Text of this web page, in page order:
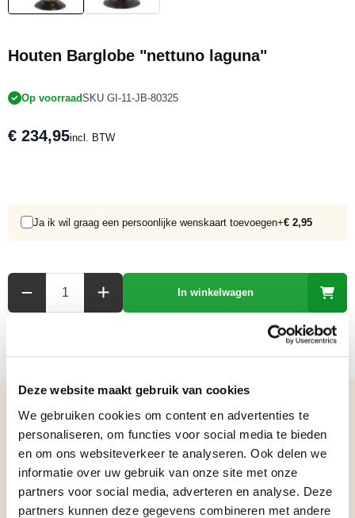
Deze website maakt gebruik van cookies
We gebruiken cookies om content en advertenties te
personaliseren, om functies voor social media te bieden
en om ons websiteverkeer te analyseren. Ook delen we
informatie over uw gebruik van onze site met onze
partners voor social media, adverteren en analyse. Deze
partners kunnen deze gegevens combineren met andere
Houten Barglobe "nettuno laguna"
Op voorraadSKU GI-11-JB-80325
€ 234,95incl. BTW
Ja ik wil graag een persoonlijke wenskaart toevoegen+€ 2,95
In winkelwagen
Details over het product
Houten Barglobe "nettuno laguna"
Diameter: 40 cm